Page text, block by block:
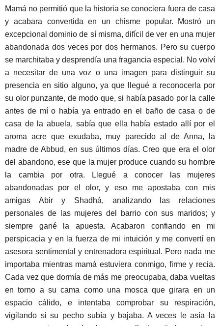
Mamá no permitió que la historia se conociera fuera de casa
y acabara convertida en un chisme popular. Mostró un
excepcional dominio de sí misma, difícil de ver en una mujer
abandonada dos veces por dos hermanos. Pero su cuerpo
se marchitaba y desprendía una fragancia especial. No volví
a necesitar de una voz o una imagen para distinguir su
presencia en sitio alguno, ya que llegué a reconocerla por
su olor punzante, de modo que, si había pasado por la calle
antes de mí o había ya entrado en el baño de casa o de
casa de la abuela, sabía que ella había estado allí por el
aroma acre que exudaba, muy parecido al de Anna, la
madre de Abbud, en sus últimos días. Creo que era el olor
del abandono, ese que la mujer produce cuando su hombre
la cambia por otra. Llegué a conocer las mujeres
abandonadas por el olor, y eso me apostaba con mis
amigas Abir y Shadhá, analizando las relaciones
personales de las mujeres del barrio con sus maridos; y
siempre gané la apuesta. Acabaron confiando en mi
perspicacia y en la fuerza de mi intuición y me convertí en
asesora sentimental y entrenadora espiritual. Pero nada me
importaba mientras mamá estuviera conmigo, firme y recia.
Cada vez que dormía de más me preocupaba, daba vueltas
en torno a su cama como una mosca que girara en un
espacio cálido, e intentaba comprobar su respiración,
vigilando si su pecho subía y bajaba. A veces le asía la